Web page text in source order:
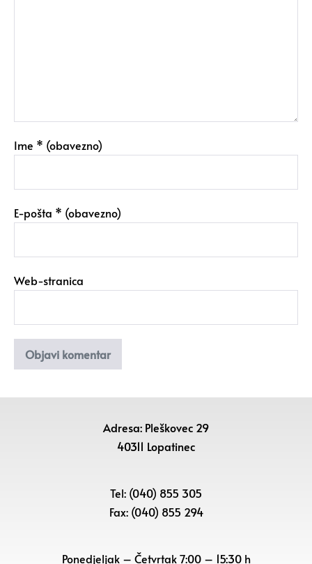
Ime * (obavezno)
E-pošta * (obavezno)
Web-stranica
Adresa: Pleškovec 29
40311 Lopatinec
Tel: (040) 855 305
Fax: (040) 855 294
Ponedjeljak – Četvrtak 7:00 – 15:30 h